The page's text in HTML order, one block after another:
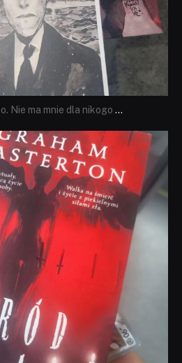
Nie ma mnie dla nikogo ...
dobryhorror
Sie 23